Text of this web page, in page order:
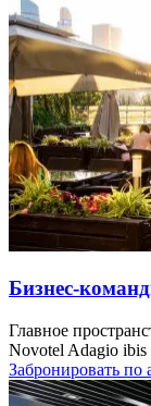
Бизнес-
Главное
Novotel Adagio ibis
Забронировать по